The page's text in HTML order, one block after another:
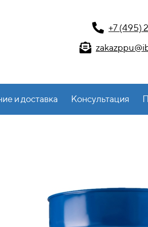
+7 (495)
и доставка Консультация